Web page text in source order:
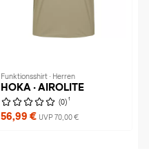
Funktionsshirt · Herren
HOKA · AIROLITE
(0) 1
56,99 € UVP 70,00 €